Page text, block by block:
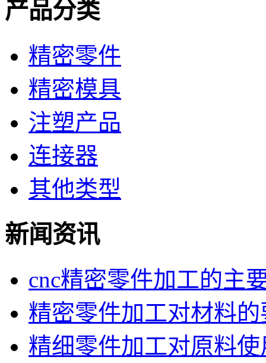
产品分类
精密零件
精密模具
注塑产品
连接器
其他类型
新闻资讯
cnc精密零件加工的主
精密零件加工对材料的
精细零件加工对原料使